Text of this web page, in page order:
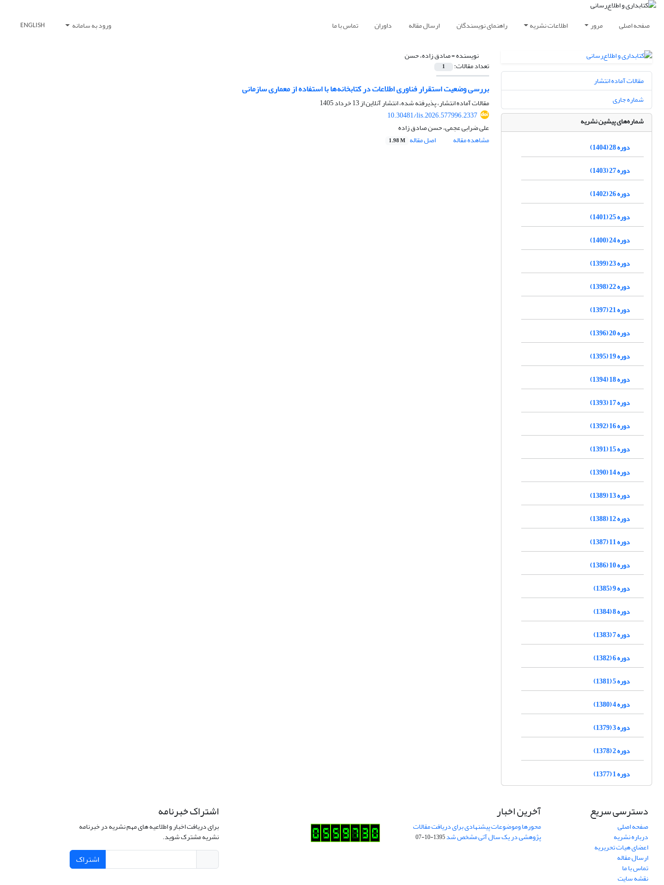
صفحه اصلی مرور اطلاعات نشریه راهنمای نویسندگان ارسال مقاله داوران تماس با ما ورود به سامانه ENGLISH
نویسنده =صادق زاده، حسن
تعداد مقالات: 1
بررسی وضعیت استقرار فناوری اطلاعات در کتابخانه‌ها با استفاده از معماری سازمانی
مقالات آماده انتشار، پذیرفته شده، انتشار آنلاین از13 خرداد 1405
10.30481/lis.2026.577996.2337
علی ضرابی عجمی، حسن صادق زاده
مشاهده مقاله
اصل مقاله 1.98 M
مقالات آماده انتشار
شماره جاری
شماره‌های پیشین نشریه
دوره 28 (1404)
دوره 27 (1403)
دوره 26 (1402)
دوره 25 (1401)
دوره 24 (1400)
دوره 23 (1399)
دوره 22 (1398)
دوره 21 (1397)
دوره 20 (1396)
دوره 19 (1395)
دوره 18 (1394)
دوره 17 (1393)
دوره 16 (1392)
دوره 15 (1391)
دوره 14 (1390)
دوره 13 (1389)
دوره 12 (1388)
دوره 11 (1387)
دوره 10 (1386)
دوره 9 (1385)
دوره 8 (1384)
دوره 7 (1383)
دوره 6 (1382)
دوره 5 (1381)
دوره 4 (1380)
دوره 3 (1379)
دوره 2 (1378)
دوره 1 (1377)
دسترسی سریع
صفحه اصلی
درباره نشریه
اعضای هیات تحریریه
ارسال مقاله
تماس با ما
نقشه سایت
آخرین اخبار
محورها وموضوعات پیشنهادی برای دریافت مقالات
پژوهشی در یک سال آتی مشخص شد1395-10-07
اشتراک خبرنامه
برای دریافت اخبار و اطلاعیه های مهم نشریه در خبرنامه
نشریه مشترک شوید.
اشتراک